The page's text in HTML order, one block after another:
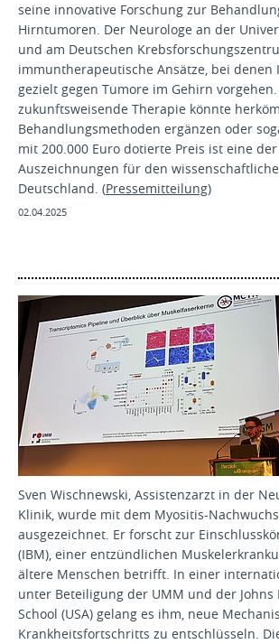
seine innovative Forschung zur
Hirntumoren. Der Neurologe an der
und am Deutschen
immuntherapeutische Ansätze, bei denen
gezielt gegen Tumore im Gehirn
zukunftsweisende Therapie könnte
Behandlungsmethoden ergänzen oder
mit 200.000 Euro dotierte Preis ist eine
Auszeichnungen für den
Deutschland. (Pressemitteilung)
02.04.2025
Sven Wischnewski, Assistenzarzt in der
Klinik, wurde mit dem Myositis-
ausgezeichnet. Er forscht zur
(IBM), einer entzündlichen
ältere Menschen betrifft. In einer
unter Beteiligung der UMM und der Johns
School (USA) gelang es ihm, neue
Krankheitsfortschritts zu entschlüsseln.